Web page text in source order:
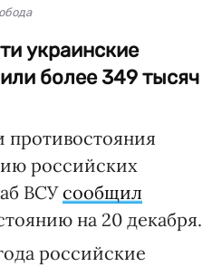
украинские
более 349 тысяч
противостояния
российских
ВСУсообщил
на 20 декабря.
российские